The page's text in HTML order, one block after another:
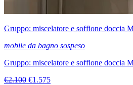
Gruppo: miscelatore e soffione doccia
mobile da bagno sospeso
Gruppo: miscelatore e soffione doccia
€2.100 €1.575